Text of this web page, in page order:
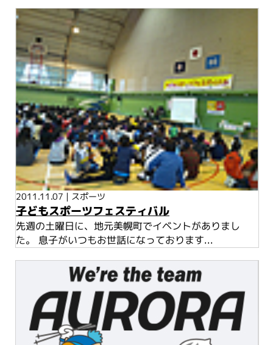
2011.11.07 | スポーツ
子どもスポーツフェスティバル
先週の土曜日に、地元美幌町でイベントがありまし
た。 息子がいつもお世話になっております...